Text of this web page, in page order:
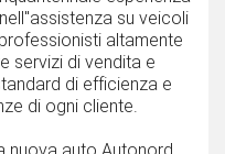
su veicoli
altamente
servizi di vendita e
di efficienza e
di ogni cliente.